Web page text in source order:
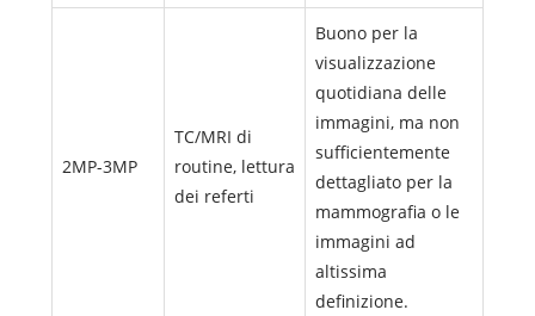
2MP-3MP
TC/MRI di
routine, lettura
dei referti
Buono per la
visualizzazione
quotidiana delle
immagini, ma non
sufficientemente
dettagliato per la
mammografia o le
immagini ad
altissima
definizione.